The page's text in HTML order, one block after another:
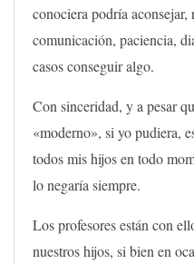
conociera podría
comunicación, paciencia,
casos conseguir algo.
Con sinceridad, y a pesar
«moderno», si yo pudiera,
todos mis hijos en todo
lo negaría siempre.
Los profesores están con
nuestros hijos, si bien en